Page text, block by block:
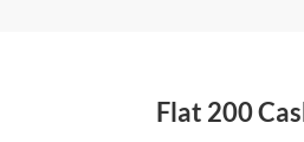
Flat 200